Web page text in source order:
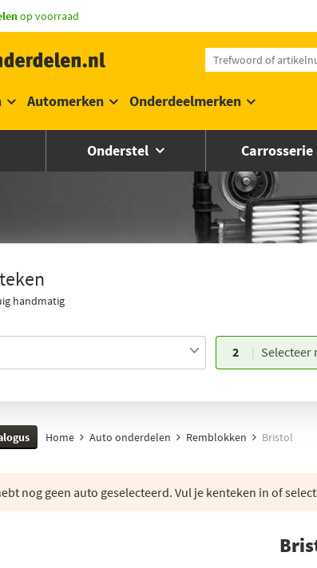
in huis *
Automerken Onderdeelmerken
Onderstel Carrosserie
handmatig
2 Selecteer
Home Auto onderdelen Remblokken Bristol
nog geen auto geselecteerd. Vul je kenteken in of